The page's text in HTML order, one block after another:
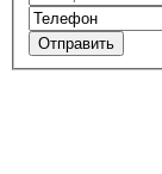
Отправить